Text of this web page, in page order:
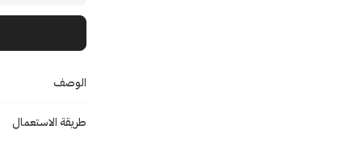
الوصف
طريقة الاستعمال